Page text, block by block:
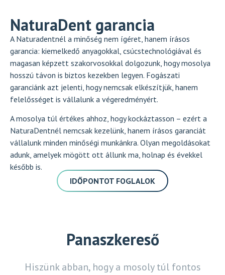
NaturaDent garancia
A Naturadentnél a minőség nem ígéret, hanem írásos
garancia: kiemelkedő anyagokkal, csúcstechnológiával és
magasan képzett szakorvosokkal dolgozunk, hogy mosolya
hosszú távon is biztos kezekben legyen. Fogászati
garanciánk azt jelenti, hogy nemcsak elkészítjük, hanem
felelősséget is vállalunk a végeredményért.
A mosolya túl értékes ahhoz, hogy kockáztasson – ezért a
NaturaDentnél nemcsak kezelünk, hanem írásos garanciát
vállalunk minden minőségi munkánkra. Olyan megoldásokat
adunk, amelyek mögött ott állunk ma, holnap és évekkel
később is.
IDŐPONTOT FOGLALOK
Panaszkereső
Hiszünk abban, hogy a mosoly túl fontos